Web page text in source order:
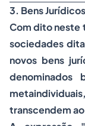
3. Bens
Com dito neste
sociedades
novos bens
denominados
transcendem